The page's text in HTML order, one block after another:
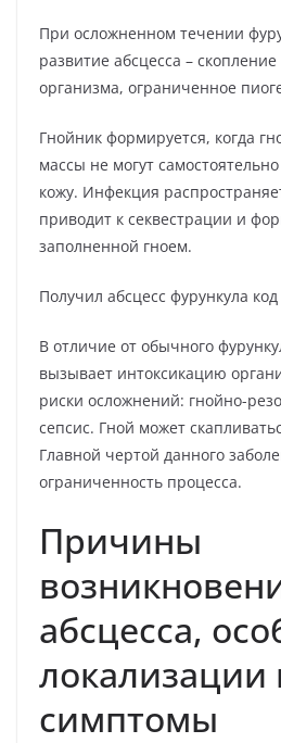
При осложненном течении
развитие абсцесса – скопление
организма, ограниченное
Гнойник формируется, когда
массы не могут
кожу. Инфекция
приводит к секвестрации и
заполненной гноем.
Получил абсцесс фурункула
В отличие от обычного
вызывает интоксикацию
риски осложнений: гнойно-
сепсис. Гной может
Главной чертой данного
ограниченность процесса.
Причины
абсцесса,
локализации
симптомы